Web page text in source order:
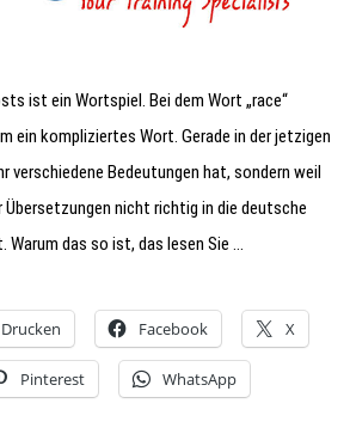
ist ein Wortspiel. Bei dem Wort „race“
ein kompliziertes Wort. Gerade in der jetzigen
verschiedene Bedeutungen hat, sondern weil
Übersetzungen nicht richtig in die deutsche
Warum das so ist, das lesen Sie …
Drucken Facebook X
Pinterest WhatsApp